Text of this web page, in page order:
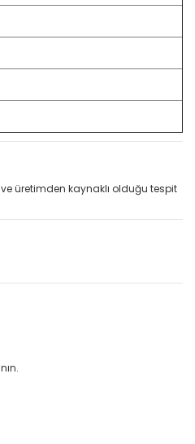
üretimden kaynaklı olduğu tespit